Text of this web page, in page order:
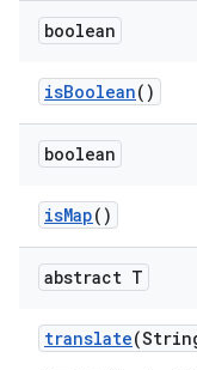
boolean
isBoolean()
boolean
isMap()
abstract T
translate